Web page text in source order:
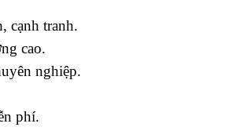
cạnh tranh.
cao.
nghiệp.
phí.